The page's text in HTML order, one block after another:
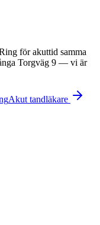
för akuttid samma
Torgväg 9 — vi är
Akut tandläkare